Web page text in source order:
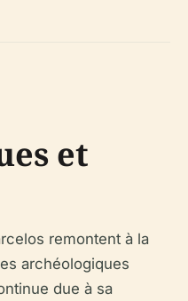
et
remontent à la
archéologiques
due à sa